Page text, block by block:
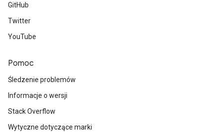
GitHub
Twitter
YouTube
Pomoc
Śledzenie problemów
Informacje o wersji
Stack Overflow
Wytyczne dotyczące marki